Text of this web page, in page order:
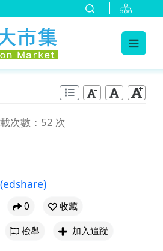
次數：52 次
(edshare)
0
收藏
檢舉 加入追蹤